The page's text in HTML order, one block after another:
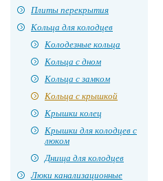
Плиты перекрытия
Кольца для колодцев
Колодезные кольца
Кольца с дном
Кольца с замком
Кольца с крышкой
Крышки колец
Крышки для колодцев с
люком
Днища для колодцев
Люки канализационные